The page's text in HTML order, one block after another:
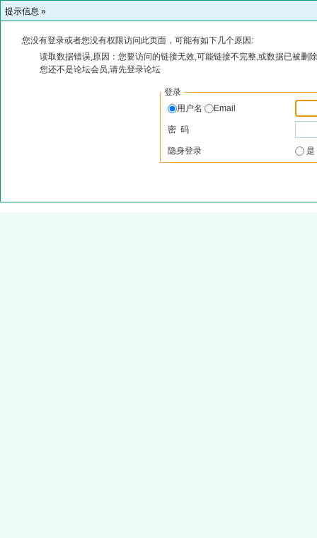
提示信息 »
您没有登录或者您没有权限访问此页面，可能有如下几个原因:
读取数据错误,原因：您要访问的链接无效,可能链接不完整,或数据已被删
您还不是论坛会员,请先登录论坛
登录
用户名
Email
密 码
隐身登录